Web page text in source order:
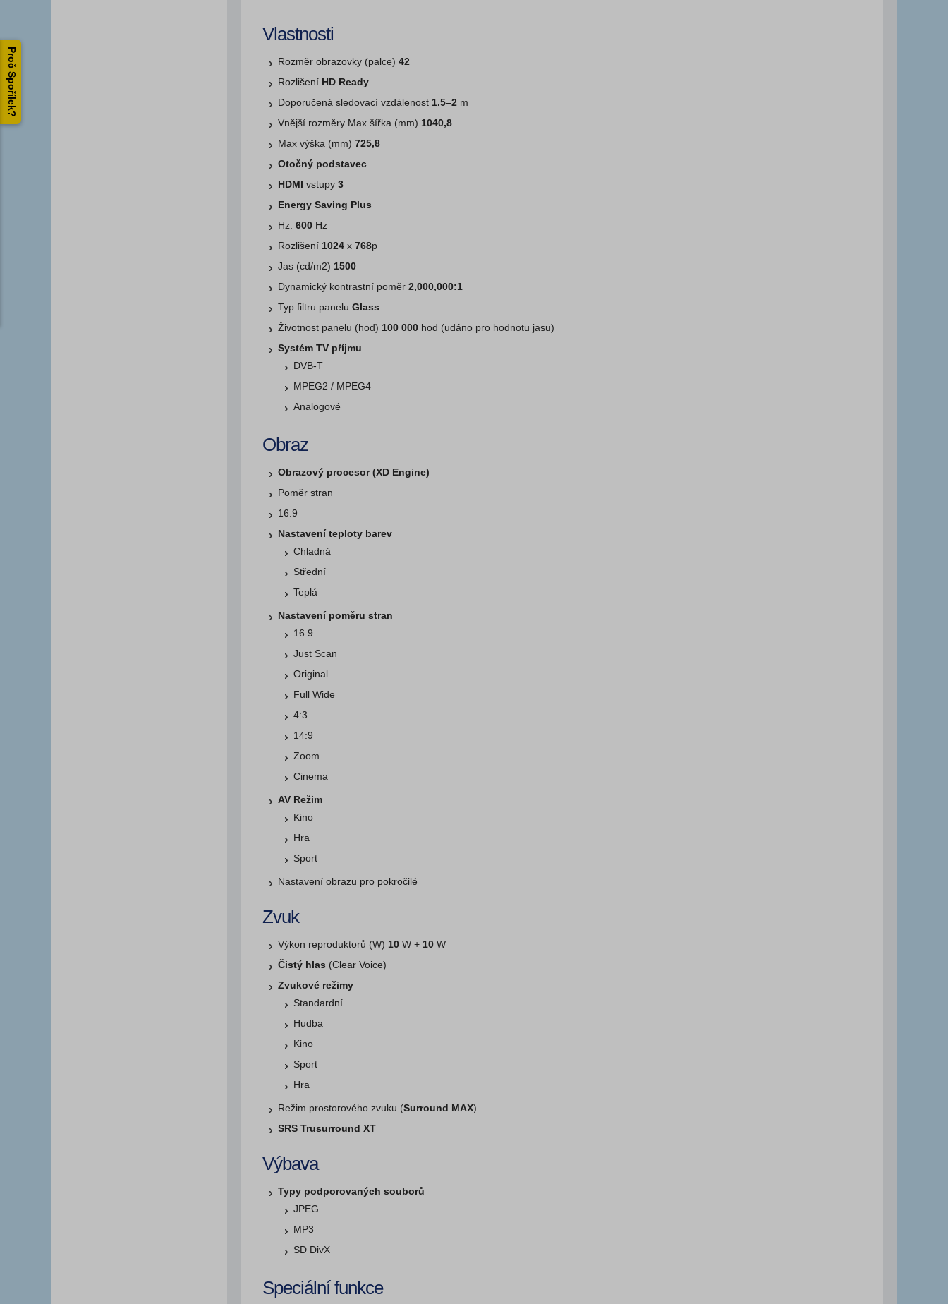
Proč Spořílek?
Vlastnosti
Rozměr obrazovky (palce) 42
Rozlišení HD Ready
Doporučená sledovací vzdálenost 1.5–2 m
Vnější rozměry Max šířka (mm) 1040,8
Max výška (mm) 725,8
Otočný podstavec
HDMI vstupy 3
Energy Saving Plus
Hz: 600 Hz
Rozlišení 1024 x 768p
Jas (cd/m2) 1500
Dynamický kontrastní poměr 2,000,000:1
Typ filtru panelu Glass
Životnost panelu (hod) 100 000 hod (udáno pro hodnotu jasu)
Systém TV příjmu
DVB-T
MPEG2 / MPEG4
Analogové
Obraz
Obrazový procesor (XD Engine)
Poměr stran
16:9
Nastavení teploty barev
Chladná
Střední
Teplá
Nastavení poměru stran
16:9
Just Scan
Original
Full Wide
4:3
14:9
Zoom
Cinema
AV Režim
Kino
Hra
Sport
Nastavení obrazu pro pokročilé
Zvuk
Výkon reproduktorů (W) 10 W + 10 W
Čistý hlas (Clear Voice)
Zvukové režimy
Standardní
Hudba
Kino
Sport
Hra
Režim prostorového zvuku (Surround MAX)
SRS Trusurround XT
Výbava
Typy podporovaných souborů
JPEG
MP3
SD DivX
Speciální funkce